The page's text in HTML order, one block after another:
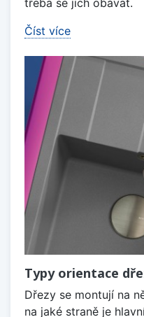
třeba se jich obávat.
Číst více
Typy orientace
Dřezy se montují na
na jaké straně je